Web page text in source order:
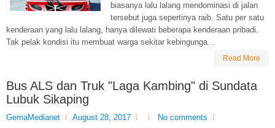
biasanya lalu lalang mendominasi di jalan
tersebut juga sepertinya raib. Satu per satu
kenderaan yang lalu lalang, hanya dilewati beberapa kenderaan pribadi.
Tak pelak kondisi itu membuat warga sekitar kebingunga...
Read More
Bus ALS dan Truk "Laga Kambing" di Sundata
Lubuk Sikaping
GemaMedianet August 28, 2017
No comments